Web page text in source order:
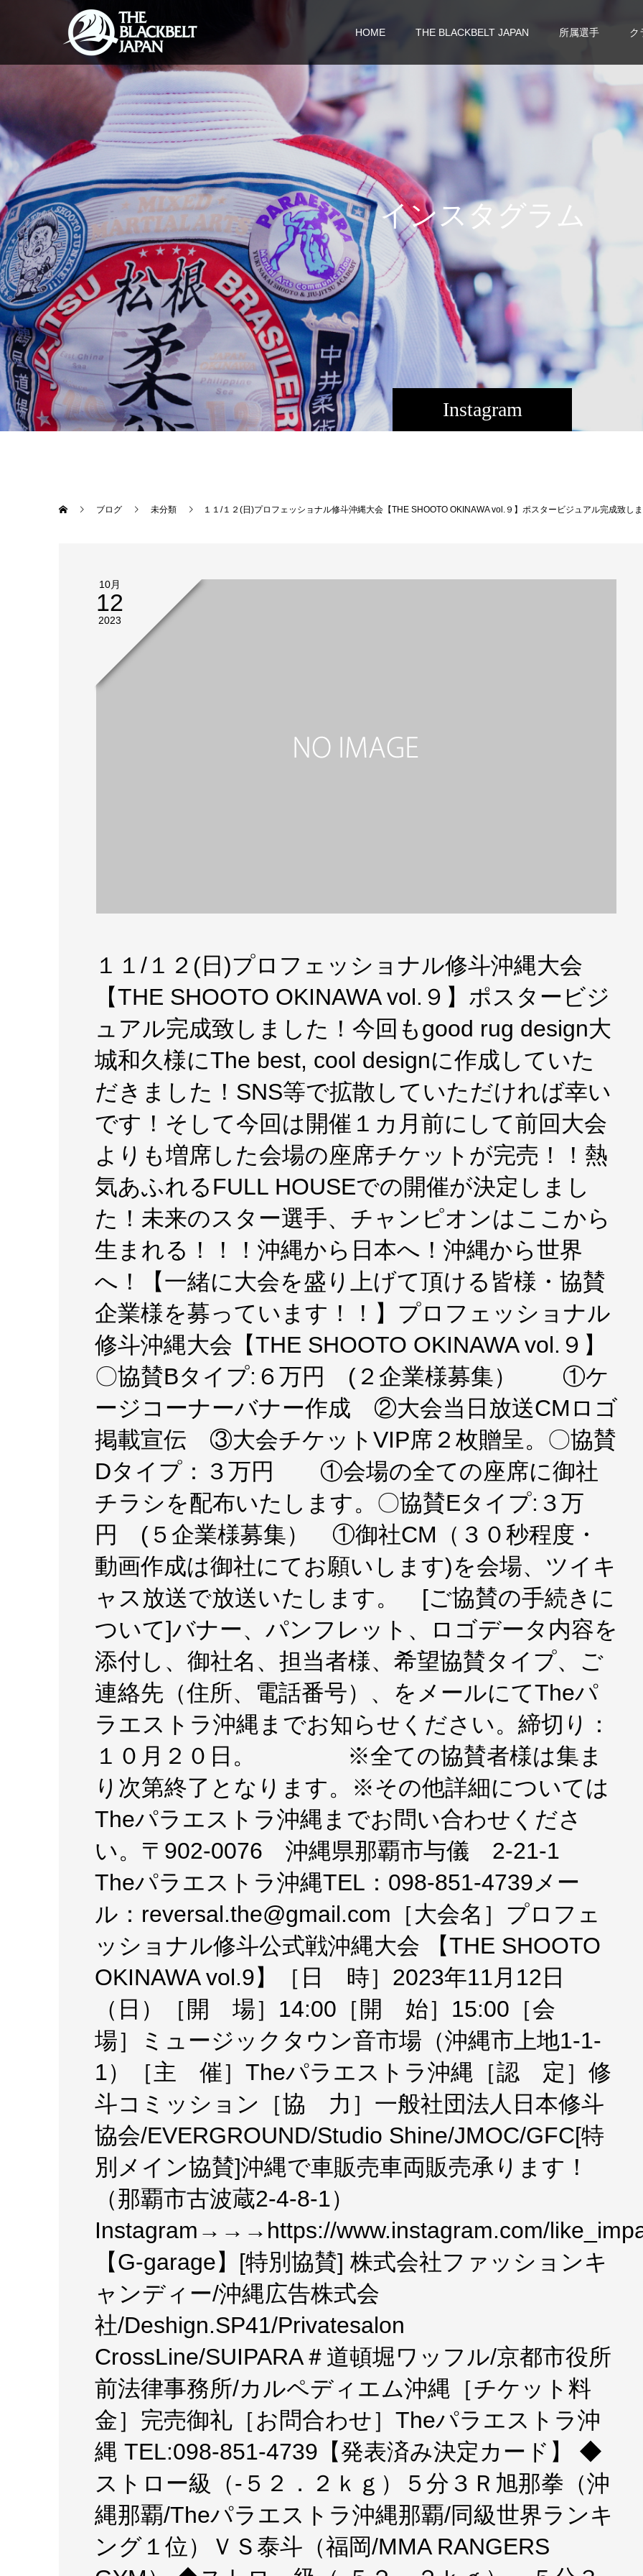
HOME THE BLACKBELT JAPAN 所属選手 ク
Instagram
インスタグラ ム
ブログ 未分類 １１/１２(日)プロフェッショナル修斗沖縄大会【THE SHOOTO OKINAWA vol.９】ポスタービジュアル完成致しました！今回もgood rug design大城和久様にThe best, cool designに作成していただきました！SNS等で拡散していただければ幸いです！そして今回は開催１カ月前にして前回大会よりも増席した会場の座席チケットが完売！！熱気あふれるFULL HOUSEでの開催が決定しました！未来のスター選手、チャンピオンはここから生まれる！！！沖縄から日本へ！沖縄から世界へ！【一緒に大会を盛り上げて頂ける皆様・協賛企業様を募っています！！】プロフェッショナル修斗沖縄大会【THE SHOOTO OKINAWA vol.９】〇協賛Bタイプ:６万円 (２企業様募集） ①ケージコーナーバナー作成 ②大会当日放送CMロゴ掲載宣伝 ③大会チケットVIP席２枚贈呈。〇協賛Dタイプ：３万円 ①会場の全ての座席に御社チラシを配布いたします。〇協賛Eタイプ:３万円 (５企業様募集） ①御社CM（３０秒程度・動画作成は御社にてお願いします)を会場、ツイキャス放送で放送いたします。 [ご協賛の手続きについて]バナー、パンフレット、ロゴデータ内容を添付し、御社名、担当者様、希望協賛タイプ、ご連絡先（住所、電話番号）、をメールにてTheパラエストラ沖縄までお知らせください。締切り：１０月２０日。 ※全ての協賛者様は集まり次第終了となります。※その他詳細についてはTheパラエストラ沖縄までお問い合わせください。〒902-0076 沖縄県那覇市与儀 2-21-1 Theパラエストラ沖縄TEL：098-851-4739メール：reversal.the@gmail.com［大会名］プロフェッショナル修斗公式戦沖縄大会 【THE SHOOTO OKINAWA vol.9】［日 時］2023年11月12日（日）［開 場］14:00［開 始］15:00［会 場］ミュージックタウン音市場（沖縄市上地1-1-1）［主 催］Theパラエストラ沖縄［認 定］修斗コミッション［協 力］一般社団法人日本修斗協会/EVERGROUND/Studio Shine/JMOC/GFC[特別メイン協賛]沖縄で車販売車両販売承ります！（那覇市古波蔵2-4-8-1）Instagram→→→https://www.instagram.com/like_impala/【G-garage】[特別協賛] 株式会社ファッションキャンディー/沖縄広告株式会社/Deshign.SP41/Privatesalon CrossLine/SUIPARA＃道頓堀ワッフル/京都市役所前法律事務所/カルペディエム沖縄［チケット料金］完売御礼［お問合わせ］Theパラエストラ沖縄 TEL:098-851-4739【発表済み決定カード】 ◆ストロー級（-５２．２ｋｇ）５分３Ｒ旭那拳（沖縄那覇/Theパラエストラ沖縄那覇/同級世界ランキング１位）ＶＳ泰斗（福岡/MMA RANGERS GYM） ◆ストロー級（-５２．２ｋｇ） ５分３Ｒ当真 佳直（沖縄那覇/
10月
12
2023
１１/１２(日)プロフェッショナル修斗沖縄大会
【THE SHOOTO OKINAWA vol.９】ポスタービジ
ュアル完成致しました！今回もgood rug design大
城和久様にThe best, cool designに作成していた
だきました！SNS等で拡散していただければ幸い
です！そして今回は開催１カ月前にして前回大会
よりも増席した会場の座席チケットが完売！！熱
気あふれるFULL HOUSEでの開催が決定しまし
た！未来のスター選手、チャンピオンはここから
生まれる！！！沖縄から日本へ！沖縄から世界
へ！【一緒に大会を盛り上げて頂ける皆様・協賛
企業様を募っています！！】プロフェッショナル
修斗沖縄大会【THE SHOOTO OKINAWA vol.９】
〇協賛Bタイプ:６万円 (２企業様募集） ①ケ
ージコーナーバナー作成 ②大会当日放送CMロゴ
掲載宣伝 ③大会チケットVIP席２枚贈呈。〇協賛
Dタイプ：３万円 ①会場の全ての座席に御社
チラシを配布いたします。〇協賛Eタイプ:３万
円 (５企業様募集） ①御社CM（３０秒程度・
動画作成は御社にてお願いします)を会場、ツイキ
ャス放送で放送いたします。 [ご協賛の手続きに
ついて]バナー、パンフレット、ロゴデータ内容を
添付し、御社名、担当者様、希望協賛タイプ、ご
連絡先（住所、電話番号）、をメールにてTheパ
ラエストラ沖縄までお知らせください。締切り：
１０月２０日。 ※全ての協賛者様は集ま
り次第終了となります。※その他詳細については
Theパラエストラ沖縄までお問い合わせくださ
い。〒902-0076 沖縄県那覇市与儀 2-21-1
Theパラエストラ沖縄TEL：098-851-4739メー
ル：reversal.the@gmail.com［大会名］プロフェ
ッショナル修斗公式戦沖縄大会 【THE SHOOTO
OKINAWA vol.9】［日 時］2023年11月12日
（日）［開 場］14:00［開 始］15:00［会
場］ミュージックタウン音市場（沖縄市上地1-1-
1）［主 催］Theパラエストラ沖縄［認 定］修
斗コミッション［協 力］一般社団法人日本修斗
協会/EVERGROUND/Studio Shine/JMOC/GFC[特
別メイン協賛]沖縄で車販売車両販売承ります！
（那覇市古波蔵2-4-8-1）
Instagram→→→https://www.instagram.com/
【G-garage】[特別協賛] 株式会社ファッションキ
ャンディー/沖縄広告株式会
社/Deshign.SP41/Privatesalon
CrossLine/SUIPARA＃道頓堀ワッフル/京都市役所
前法律事務所/カルペディエム沖縄［チケット料
金］完売御礼［お問合わせ］Theパラエストラ沖
縄 TEL:098-851-4739【発表済み決定カード】 ◆
ストロー級（-５２．２ｋｇ）５分３Ｒ旭那拳（沖
縄那覇/Theパラエストラ沖縄那覇/同級世界ランキ
ング１位）ＶＳ泰斗（福岡/MMA RANGERS